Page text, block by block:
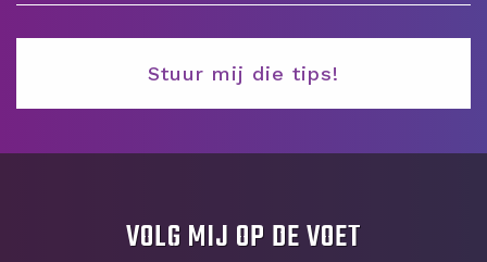
VOLG MIJ OP DE VOET